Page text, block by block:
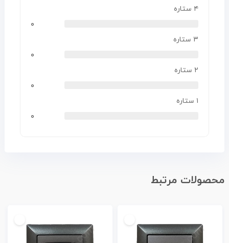
۴ ستاره
۰
۳ ستاره
۰
۲ ستاره
۰
۱ ستاره
۰
محصولات مرتبط